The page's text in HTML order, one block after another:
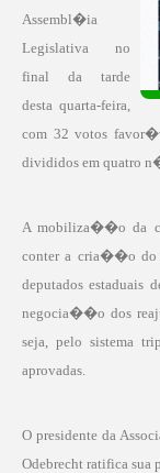
Assembl�ia
Legislativa no
final da tarde
desta quarta-feira,
com 32 votos
divididos em quatro
A mobiliza��o da
conter a cria��o
deputados estaduais
negocia��o dos
seja, pelo sistema
aprovadas.
O presidente da
Odebrecht ratifica